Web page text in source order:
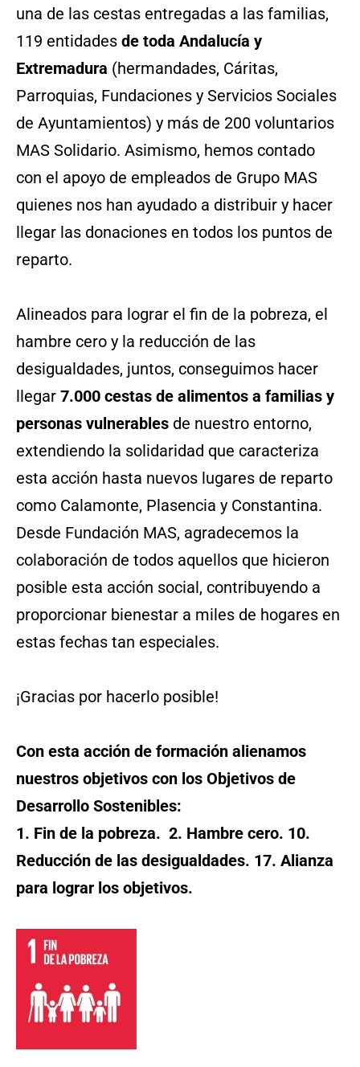
una de las cestas entregadas a las familias,
119 entidades de toda Andalucía y
Extremadura (hermandades, Cáritas,
Parroquias, Fundaciones y Servicios Sociales
de Ayuntamientos) y más de 200 voluntarios
MAS Solidario. Asimismo, hemos contado
con el apoyo de empleados de Grupo MAS
quienes nos han ayudado a distribuir y hacer
llegar las donaciones en todos los puntos de
reparto.
Alineados para lograr el fin de la pobreza, el
hambre cero y la reducción de las
desigualdades, juntos, conseguimos hacer
llegar 7.000 cestas de alimentos a familias y
personas vulnerables de nuestro entorno,
extendiendo la solidaridad que caracteriza
esta acción hasta nuevos lugares de reparto
como Calamonte, Plasencia y Constantina.
Desde Fundación MAS, agradecemos la
colaboración de todos aquellos que hicieron
posible esta acción social, contribuyendo a
proporcionar bienestar a miles de hogares en
estas fechas tan especiales.
¡Gracias por hacerlo posible!
Con esta acción de formación alienamos
nuestros objetivos con los Objetivos de
Desarrollo Sostenibles:
1. Fin de la pobreza. 2. Hambre cero. 10.
Reducción de las desigualdades. 17. Alianza
para lograr los objetivos.